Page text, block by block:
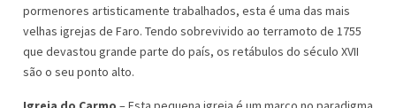
pormenores artisticamente trabalhados, esta é uma das mais
velhas igrejas de Faro. Tendo sobrevivido ao terramoto de 1755
que devastou grande parte do país, os retábulos do século XVII
são o seu ponto alto.